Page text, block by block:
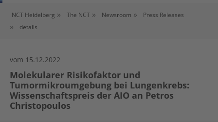
NCT Heidelberg The NCT Newsroom
Press Releases
details
vom 15.12.2022
Molekularer Risikofaktor und
Tumormikroumgebung bei Lungenkrebs:
Wissenschaftspreis der AIO an Petros
Christopoulos